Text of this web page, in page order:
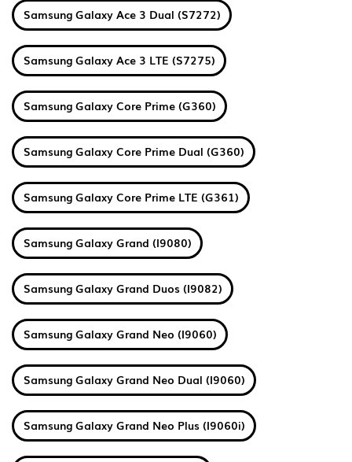
Samsung Galaxy Ace 3 Dual (S7272)
Samsung Galaxy Ace 3 LTE (S7275)
Samsung Galaxy Core Prime (G360)
Samsung Galaxy Core Prime Dual (G360)
Samsung Galaxy Core Prime LTE (G361)
Samsung Galaxy Grand (I9080)
Samsung Galaxy Grand Duos (I9082)
Samsung Galaxy Grand Neo (I9060)
Samsung Galaxy Grand Neo Dual (I9060)
Samsung Galaxy Grand Neo Plus (I9060i)